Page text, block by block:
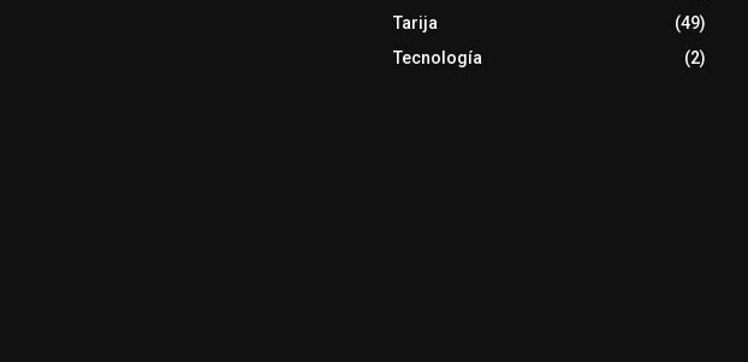
Tarija
(49)
Tecnología
(2)